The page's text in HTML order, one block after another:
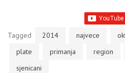
Tagged 2014 najvece
plate
primanja region
sjenicani